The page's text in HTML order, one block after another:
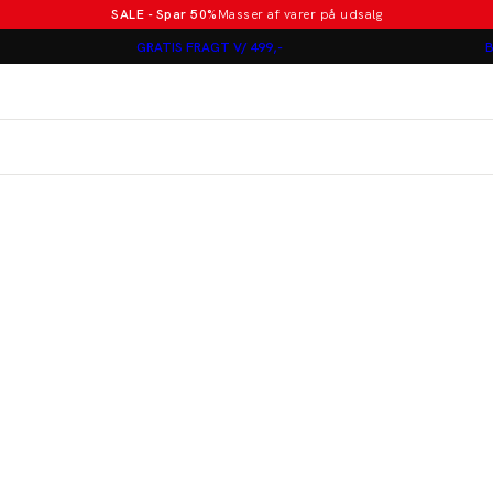
SALE - Spar 50%Masser af varer på udsalg
GRATIS FRAGT V/ 499,-Poloer i nye farver
Jakkesæt fra 1499 kr.
Lindbergh